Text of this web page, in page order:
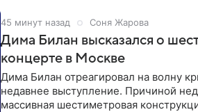
45 минут назад Соня Жарова
Дима Билан высказался о
концерте в Москве
Дима Билан отреагировал на волну
недавнее выступление. Причиной
массивная шестиметровая